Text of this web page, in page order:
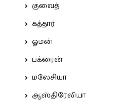
குவைத்
கத்தார்
ஓமன்
பக்ரைன்
மலேசியா
ஆஸ்திரேலியா